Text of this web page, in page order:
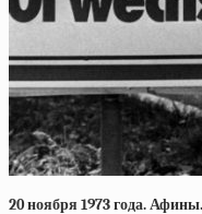
20 ноября 1973 года.